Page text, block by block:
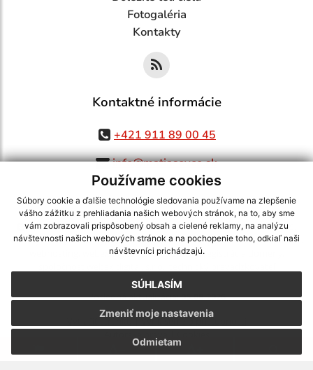
Používame cookies
Súbory cookie a ďalšie technológie sledovania používame na zlepšenie
vášho zážitku z prehliadania našich webových stránok, na to, aby sme
vám zobrazovali prispôsobený obsah a cielené reklamy, na analýzu
návštevnosti našich webových stránok a na pochopenie toho, odkiaľ naši
návštevníci prichádzajú.
SÚHLASÍM
Odmietam
Zmeniť moje nastavenia
Fotogaléria
Kontakty
Kontaktné informácie
+421 911 89 00 45
info@matiasovce.sk
využite možnosť získavania aktuálnych informácií s využitím RSS
CMS systém (redakčný) systém ECHELON 2,Mapa stránok,web portál
webex.digital, s.r.o.,domény,registrácia domény
Posledná aktualizácia:05.08.2026
Vytlačiť stránku|Vyhlásenie o prístupnosti